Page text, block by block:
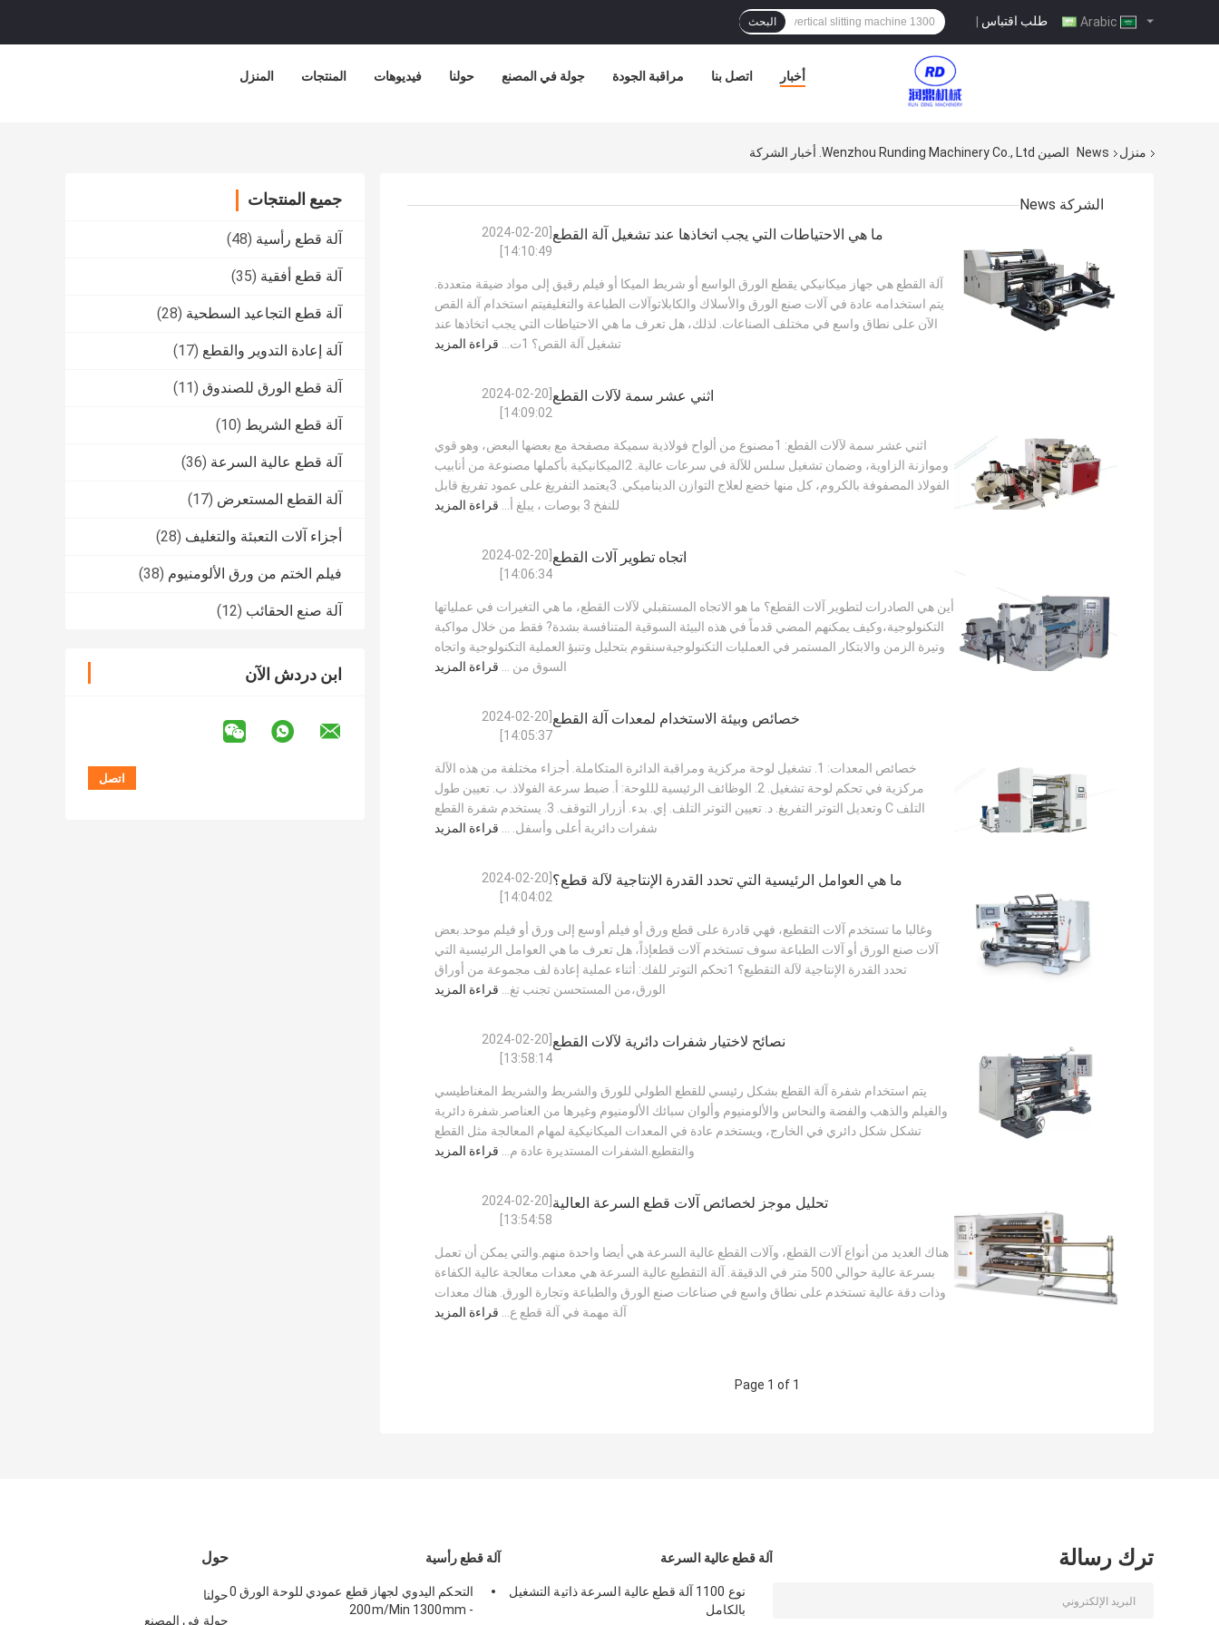
طلب اقتباس | البحث
المنزل المنتجات فيديوهات حولنا جولة في المصنع مراقبة الجودة اتصل بنا أخبار
منزل News الصين Wenzhou Runding Machinery Co., Ltd. أخبار الشركة
جميع المنتجات
آلة قطع رأسية (48)
آلة قطع أفقية (35)
آلة قطع التجاعيد السطحية (28)
آلة إعادة التدوير والقطع (17)
آلة قطع الورق للصندوق (11)
آلة قطع الشريط (10)
آلة قطع عالية السرعة (36)
آلة القطع المستعرض (17)
أجزاء آلات التعبئة والتغليف (28)
فيلم الختم من ورق الألومنيوم (38)
آلة صنع الحقائب (12)
ابن دردش الآن
الشركة News
ما هي الاحتياطات التي يجب اتخاذها عند تشغيل آلة القطع [2024-02-20
14:10:49]
آلة القطع هي جهاز ميكانيكي يقطع الورق الواسع أو شريط الميكا أو فيلم رقيق إلى مواد ضيقة متعددة.
يتم استخدامه عادة في آلات صنع الورق والأسلاك والكابلاتوآلات الطباعة والتغليفيتم استخدام آلة القص
الآن على نطاق واسع في مختلف الصناعات. لذلك، هل تعرف ما هي الاحتياطات التي يجب اتخاذها عند
تشغيل آلة القص؟ 1ت...
قراءة المزيد
اثني عشر سمة لآلات القطع [2024-02-20
14:09:02]
اثني عشر سمة لآلات القطع: 1مصنوع من ألواح فولاذية سميكة مصفحة مع بعضها البعض، وهو قوي
وموازنة الزاوية، وضمان تشغيل سلس للآلة في سرعات عالية. 2الميكانيكية بأكملها مصنوعة من أنابيب
الفولاذ المصفوفة بالكروم، كل منها خضع لعلاج التوازن الديناميكي. 3يعتمد التفريغ على عمود تفريغ قابل
للنفخ 3 بوصات ، يبلغ أ...
قراءة المزيد
اتجاه تطوير آلات القطع [2024-02-20
14:06:34]
أين هي الصادرات لتطوير آلات القطع؟ ما هو الاتجاه المستقبلي لآلات القطع، ما هي التغيرات في عملياتها
التكنولوجية،وكيف يمكنهم المضي قدماً في هذه البيئة السوقية المتنافسة بشدة? فقط من خلال مواكبة
وتيرة الزمن والابتكار المستمر في العمليات التكنولوجيةسنقوم بتحليل وتنبؤ العملية التكنولوجية واتجاه
السوق من ... قراءة المزيد
خصائص وبيئة الاستخدام لمعدات آلة القطع [2024-02-20
14:05:37]
خصائص المعدات: 1. تشغيل لوحة مركزية ومراقبة الدائرة المتكاملة. أجزاء مختلفة من هذه الآلة
مركزية في تحكم لوحة تشغيل. 2. الوظائف الرئيسية لللوحة: أ. ضبط سرعة الفولاذ. ب. تعيين طول
التلف C وتعديل التوتر التفريغ. د. تعيين التوتر التلف. إي. بدء. أزرار التوقف. 3. يستخدم شفرة القطع
شفرات دائرية أعلى وأسفل. ... قراءة المزيد
ما هي العوامل الرئيسية التي تحدد القدرة الإنتاجية لآلة قطع؟ [2024-02-20
14:04:02]
وغالبا ما تستخدم آلات التقطيع، فهي قادرة على قطع ورق أو فيلم أوسع إلى ورق أو فيلم موحد.بعض
آلات صنع الورق أو آلات الطباعة سوف تستخدم آلات قطعإذاً، هل تعرف ما هي العوامل الرئيسية التي
تحدد القدرة الإنتاجية لآلة التقطيع؟ 1تحكم التوتر للفك: أثناء عملية إعادة لف مجموعة من أوراق
الورق،من المستحسن تجنب تغ... قراءة المزيد
نصائح لاختيار شفرات دائرية لآلات القطع [2024-02-20
13:58:14]
يتم استخدام شفرة آلة القطع بشكل رئيسي للقطع الطولي للورق والشريط والشريط المغناطيسي
والفيلم والذهب والفضة والنحاس والألومنيوم وألوان سبائك الألومنيوم وغيرها من العناصر.شفرة دائرية
تشكل شكل دائري في الخارج، ويستخدم عادة في المعدات الميكانيكية لمهام المعالجة مثل القطع
والتقطيع.الشفرات المستديرة عادة م... قراءة المزيد
تحليل موجز لخصائص آلات قطع السرعة العالية [2024-02-20
13:54:58]
هناك العديد من أنواع آلات القطع، وآلات القطع عالية السرعة هي أيضا واحدة منهم.والتي يمكن أن تعمل
بسرعة عالية حوالي 500 متر في الدقيقة. آلة التقطيع عالية السرعة هي معدات معالجة عالية الكفاءة
وذات دقة عالية تستخدم على نطاق واسع في صناعات صنع الورق والطباعة وتجارة الورق. هناك معدات
آلة مهمة في آلة قطع ع... قراءة المزيد
Page 1 of 1
حول
حولنا
جولة في المصنع
آلة قطع رأسية
التحكم اليدوي لجهاز قطع عمودي للوحة الورق 0
- 200m/Min 1300mm
آلة قطع عالية السرعة
نوع 1100 آلة قطع عالية السرعة ذاتية التشغيل
بالكامل
ترك رسالة